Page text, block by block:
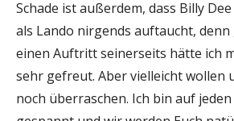
Schade ist außerdem, dass Billy
als Lando nirgends auftaucht,
einen Auftritt seinerseits hätte ich
sehr gefreut. Aber vielleicht wollen
noch überraschen. Ich bin auf